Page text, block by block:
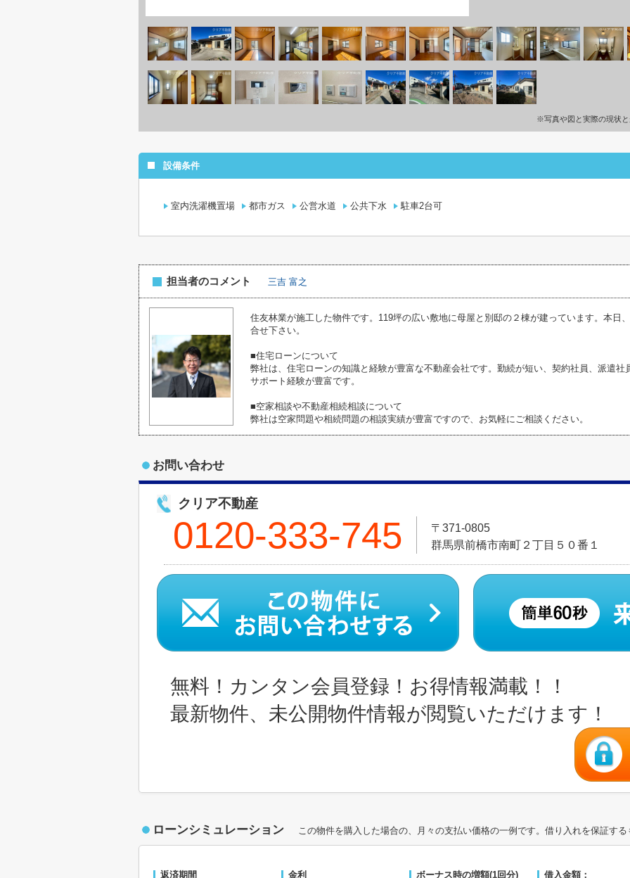
※写真や図と実際の現状
設備条件
室内洗濯機置場 都市ガス 公営水道 公共下水 駐車2台可
担当者のコメント 三吉 富之
住友林業が施工した物件です。119坪の広い敷地に母屋と別邸の２棟が建っています。本日
合せ下さい。
■住宅ローンについて
弊社は、住宅ローンの知識と経験が豊富な不動産会社です。勤続が短い、契約社員、派遣
サポート経験が豊富です。
■空家相談や不動産相続相談について
弊社は空家問題や相続問題の相談実績が豊富ですので、お気軽にご相談ください。
お問い合わせ
クリア不動産
0120-333-745
〒371-0805
群馬県前橋市南町２丁目５０番１
無料！カンタン会員登録！お得情報満載！！
最新物件、未公開物件情報が閲覧いただけます！
ローンシミュレーション この物件を購入した場合の、月々の支払い価格の一例です。借り入れを保証す
返済期間 金利 ボーナス時の増額(1回分) 借入金額：